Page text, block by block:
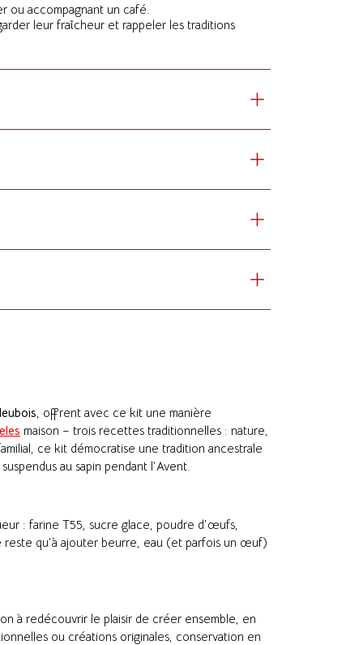
ou accompagnant un café.
leur fraîcheur et rappeler les traditions
, offrent avec ce kit une manière
maison – trois recettes traditionnelles : nature,
ce kit démocratise une tradition ancestrale
au sapin pendant l’Avent.
: farine T55, sucre glace, poudre d’œufs,
reste qu’à ajouter beurre, eau (et parfois un œuf)
à redécouvrir le plaisir de créer ensemble, en
ou créations originales, conservation en